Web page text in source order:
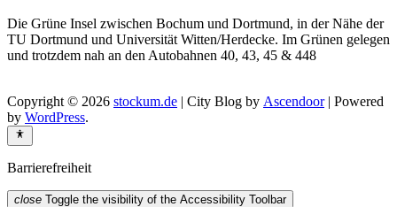
Die Grüne Insel zwischen Bochum und Dortmund, in der Nähe der
TU Dortmund und Universität Witten/Herdecke. Im Grünen gelegen
und trotzdem nah an den Autobahnen 40, 43, 45 & 448
Copyright © 2026 stockum.de | City Blog by Ascendoor| Powered
by WordPress.
Barrierefreiheit
close Toggle the visibility of the Accessibility Toolbar